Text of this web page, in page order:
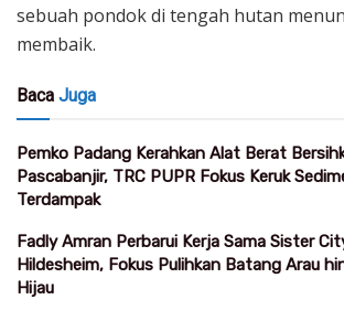
sebuah pondok di tengah hutan
membaik.
Baca Juga
Pemko Padang Kerahkan Alat Berat
Pascabanjir, TRC PUPR Fokus Keruk
Terdampak
Fadly Amran Perbarui Kerja Sama Sister
Hildesheim, Fokus Pulihkan Batang Arau
Hijau